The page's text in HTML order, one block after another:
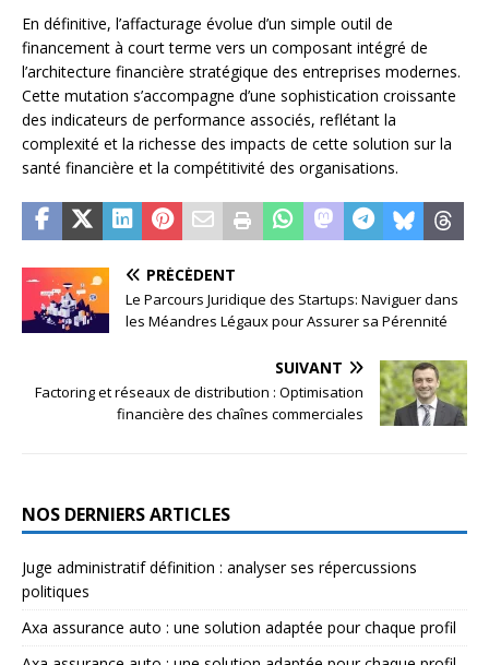
En définitive, l’affacturage évolue d’un simple outil de
financement à court terme vers un composant intégré de
l’architecture financière stratégique des entreprises modernes.
Cette mutation s’accompagne d’une sophistication croissante
des indicateurs de performance associés, reflétant la
complexité et la richesse des impacts de cette solution sur la
santé financière et la compétitivité des organisations.
PRÉCÉDENT
Le Parcours Juridique des Startups: Naviguer dans
les Méandres Légaux pour Assurer sa Pérennité
SUIVANT
Factoring et réseaux de distribution : Optimisation
financière des chaînes commerciales
NOS DERNIERS ARTICLES
Juge administratif définition : analyser ses répercussions
politiques
Axa assurance auto : une solution adaptée pour chaque profil